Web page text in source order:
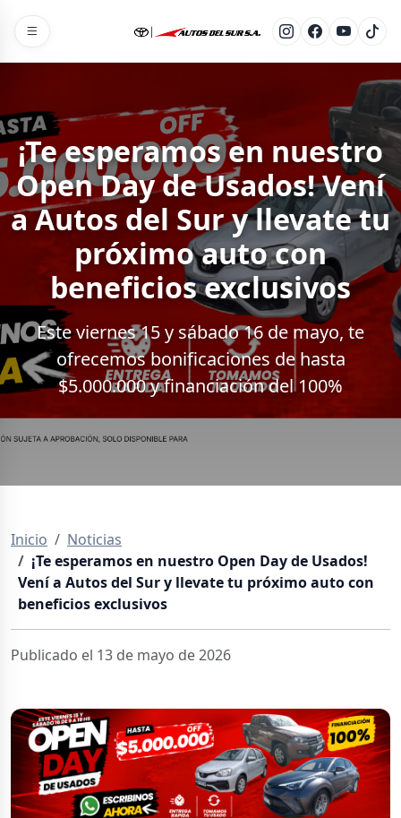
¡Te esperamos en nuestro
Open Day de Usados! Vení
a Autos del Sur y llevate tu
próximo auto con
beneficios exclusivos
Este viernes 15 y sábado 16 de mayo, te
ofrecemos bonificaciones de hasta
$5.000.000 y financiación del 100%
Inicio
Noticias
¡Te esperamos en nuestro Open Day de Usados!
Vení a Autos del Sur y llevate tu próximo auto con
beneficios exclusivos
Publicado el 13 de mayo de 2026